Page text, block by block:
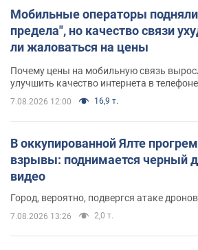
Мобильные операторы
предела", но качество связи
ли жаловаться на цены
Почему цены на мобильную связь
улучшить качество интернета в телефоне
7.08.2026 12:00 16,9 т.
В оккупированной Ялте
взрывы: поднимается черный
видео
Город, вероятно, подвергся атаке дронов
7.08.2026 13:26 2,0 т.